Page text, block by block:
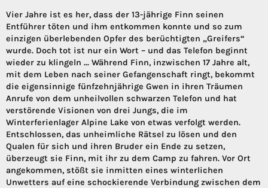
Vier Jahre ist es her, dass der 13-jährige Finn seinen
Entführer töten und ihm entkommen konnte und so zum
einzigen überlebenden Opfer des berüchtigten „Greifers“
wurde. Doch tot ist nur ein Wort – und das Telefon beginnt
wieder zu klingeln ... Während Finn, inzwischen 17 Jahre alt,
mit dem Leben nach seiner Gefangenschaft ringt, bekommt
die eigensinnige fünfzehnjährige Gwen in ihren Träumen
Anrufe von dem unheilvollen schwarzen Telefon und hat
verstörende Visionen von drei Jungs, die im
Winterferienlager Alpine Lake von etwas verfolgt werden.
Entschlossen, das unheimliche Rätsel zu lösen und den
Qualen für sich und ihren Bruder ein Ende zu setzen,
überzeugt sie Finn, mit ihr zu dem Camp zu fahren. Vor Ort
angekommen, stößt sie inmitten eines winterlichen
Unwetters auf eine schockierende Verbindung zwischen dem